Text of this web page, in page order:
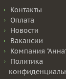
Контакты
Оплата
Новости
Вакансии
Компания
Политика